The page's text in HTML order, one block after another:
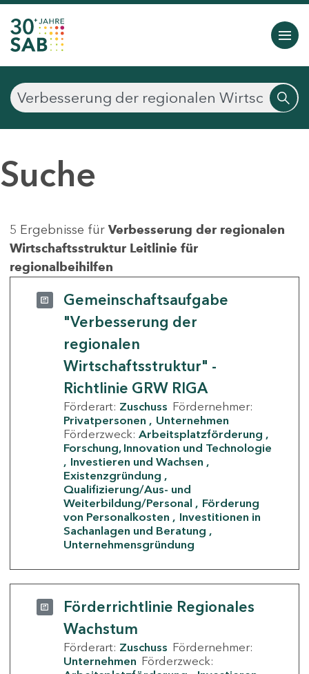
Suche
5 Ergebnisse für Verbesserung der regionalen
Wirtschaftsstruktur Leitlinie für
regionalbeihilfen
Gemeinschaftsaufgabe
"Verbesserung der
regionalen
Wirtschaftsstruktur" -
Richtlinie GRW RIGA
Förderart: Zuschuss Fördernehmer:
Privatpersonen
Unternehmen
Förderzweck: Arbeitsplatzförderung
Forschung, Innovation und Technologie
Investieren und Wachsen
Existenzgründung
Qualifizierung/Aus- und
Weiterbildung/Personal
Förderung
von Personalkosten
Investitionen in
Sachanlagen und Beratung
Unternehmensgründung
Förderrichtlinie Regionales
Wachstum
Förderart: Zuschuss Fördernehmer:
Unternehmen Förderzweck: